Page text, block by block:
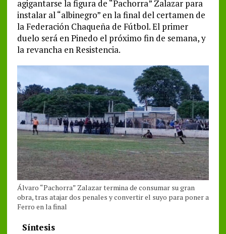
agigantarse la figura de “Pachorra” Zalazar para
instalar al “albinegro” en la final del certamen de
la Federación Chaqueña de Fútbol. El primer
duelo será en Pinedo el próximo fin de semana, y
la revancha en Resistencia.
Álvaro “Pachorra” Zalazar termina de consumar su gran
obra, tras atajar dos penales y convertir el suyo para poner a
Ferro en la final
Síntesis